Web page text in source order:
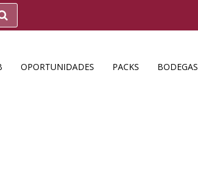
OPORTUNIDADES PACKS BODEGAS